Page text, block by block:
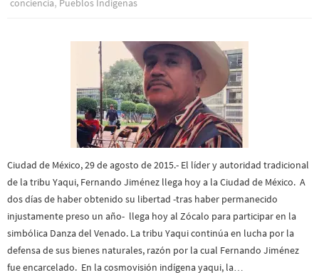
Ciudad de México, 29 de agosto de 2015.- El líder y autoridad tradicional
de la tribu Yaqui, Fernando Jiménez llega hoy a la Ciudad de México. A
dos días de haber obtenido su libertad -tras haber permanecido
injustamente preso un año- llega hoy al Zócalo para participar en la
simbólica Danza del Venado. La tribu Yaqui continúa en lucha por la
defensa de sus bienes naturales, razón por la cual Fernando Jiménez
fue encarcelado. En la cosmovisión indígena yaqui, la…